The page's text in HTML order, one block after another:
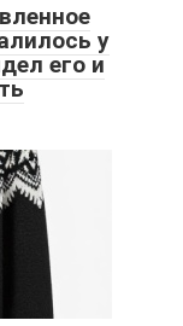
у
его и